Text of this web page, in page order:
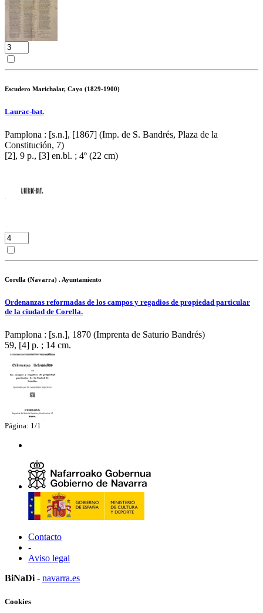
Escudero Marichalar, Cayo (1829-1900)
Laurac-bat.
Pamplona : [s.n.], [1867] (Imp. de S. Bandrés, Plaza de la
Constitución, 7)
[2], 9 p., [3] en.bl. ; 4º (22 cm)
Corella (Navarra) . Ayuntamiento
Ordenanzas reformadas de los campos y regadios de propiedad particular
de la ciudad de Corella.
Pamplona : [s.n.], 1870 (Imprenta de Saturio Bandrés)
59, [4] p. ; 14 cm.
Página: 1/1
Contacto
-
Aviso legal
BiNaDi- navarra.es
Cookies